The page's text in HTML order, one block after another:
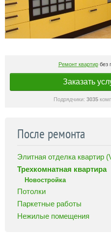
Ремонт квартирбез
Заказать
Подрядчики: 3035
После ремонта
Элитная отделка квартир
Трехкомнатная квартира
Новостройка
Потолки
Паркетные работы
Нежилые помещения